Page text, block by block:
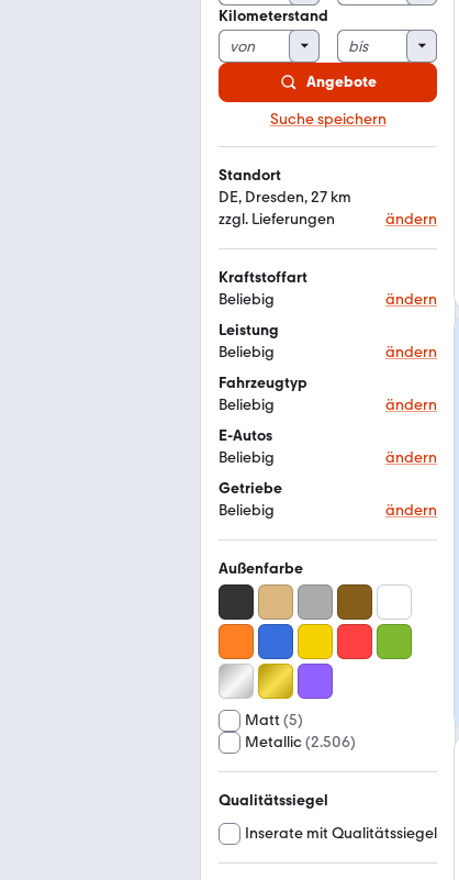
Kilometerstand
Angebote
Suche speichern
Standort
DE, Dresden, 27 km
zzgl. Lieferungen
ändern
Kraftstoffart
Beliebig
ändern
Leistung
Beliebig
ändern
Fahrzeugtyp
Beliebig
ändern
E-Autos
Beliebig
ändern
Getriebe
Beliebig
ändern
Außenfarbe
Matt (5)
Metallic(2.506)
Qualitätssiegel
Inserate mit Qualitätssiegel